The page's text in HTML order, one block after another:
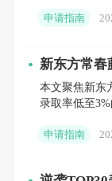
安韦伯女校）
申请指南
新东方常春
制化解决方
本文聚焦新东
录取率低至
系，涵
申请指南